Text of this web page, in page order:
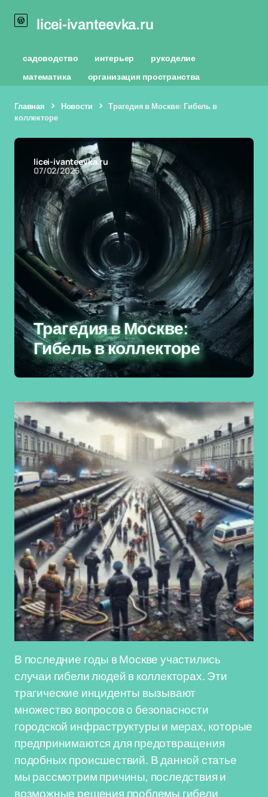
licei-ivanteevka.ru
садоводство интерьер
рукоделие
математика
организация пространства
Главная Новости
Трагедия в Москве: Гибель в
коллекторе
licei-ivanteevka.ru
07/02/2025
Трагедия в Москве:
Гибель в коллекторе
В последние годы в Москве участились
случаи гибели людей в коллекторах. Эти
трагические инциденты вызывают
множество вопросов о безопасности
городской инфраструктуры и мерах, которые
предпринимаются для предотвращения
подобных происшествий. В данной статье
мы рассмотрим причины, последствия и
возможные решения проблемы гибели